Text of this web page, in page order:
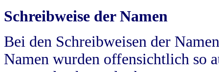
Schreibweise der Namen
Bei den Schreibweisen der
Namen wurden offensichtlich so